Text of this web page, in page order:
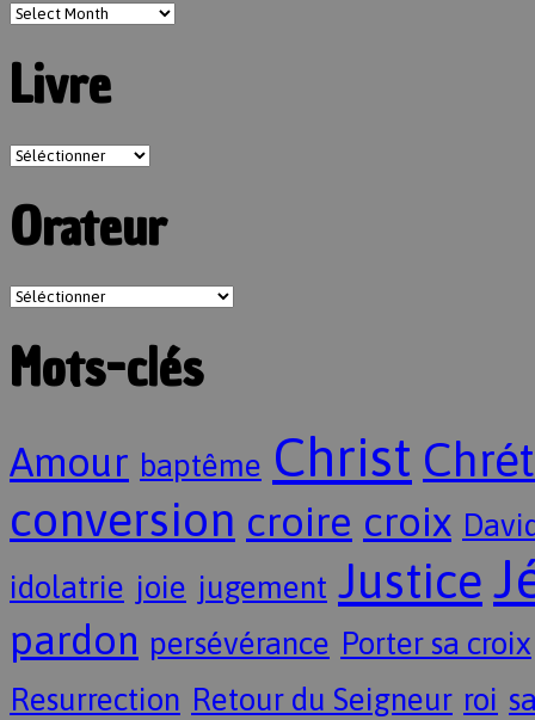
Livre
Orateur
Mots-clés
Amour baptême Christ
conversion croire croix
idolatrie joie jugement Justice
pardon persévérance Porter sa croix
Resurrection Retour du Seigneur roi